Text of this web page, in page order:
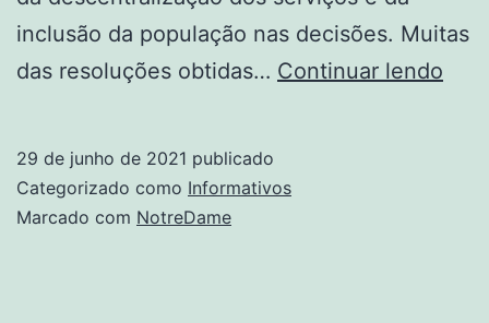
inclusão da população nas decisões. Muitas
das resoluções obtidas… Continuar lendo
29 de junho de 2021 publicado
Categorizado como Informativos
Marcado com NotreDame